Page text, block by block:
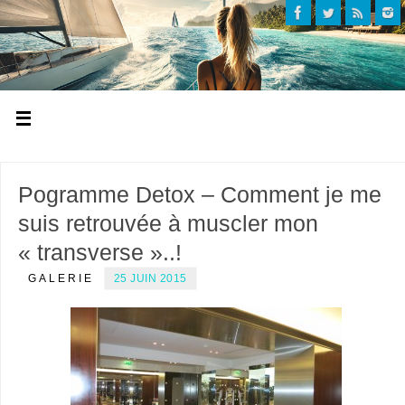
Pogramme Detox – Comment je me
suis retrouvée à muscler mon
« transverse »..!
GALERIE 25 JUIN 2015